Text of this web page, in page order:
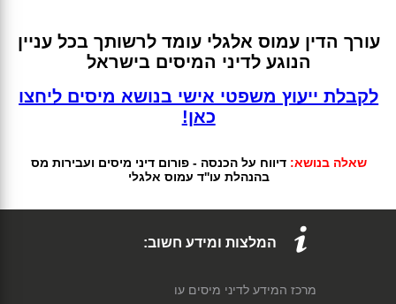
עורך הדין עמוס אלגלי עומד לרשותך בכל עניין
הנוגע לדיני המיסים בישראל
לקבלת ייעוץ משפטי אישי בנושא מיסים ליחצו
כאן!
שאלה בנושא: דיווח על הכנסה - פורום דיני מיסים ועבירות מס
בהנהלת עו''ד עמוס אלגלי
המלצות ומידע חשוב:
מרכז המידע לדיני מיסים עו